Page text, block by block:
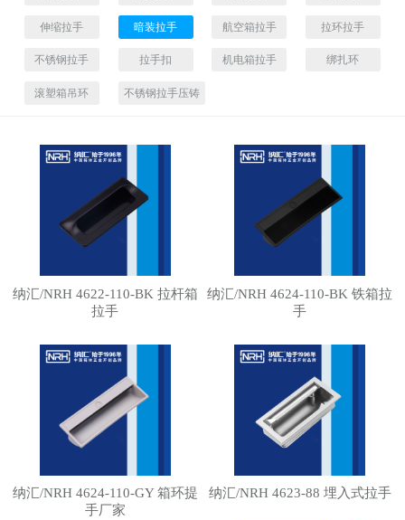
伸缩拉手 暗装拉手 航空箱拉手 拉环拉手
不锈钢拉手 拉手扣 机电箱拉手 绑扎环
滚塑箱吊环 不锈钢拉手压铸
纳汇/NRH 4622-110-BK 拉杆箱
拉手
纳汇/NRH 4624-110-BK 铁箱拉
手
纳汇/NRH 4624-110-GY 箱环提
手厂家
纳汇/NRH 4623-88 埋入式拉手